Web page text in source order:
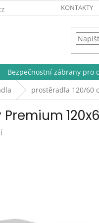
KONTAKTY
Bezpečnostní zábrany pro
prostěradla 120/60